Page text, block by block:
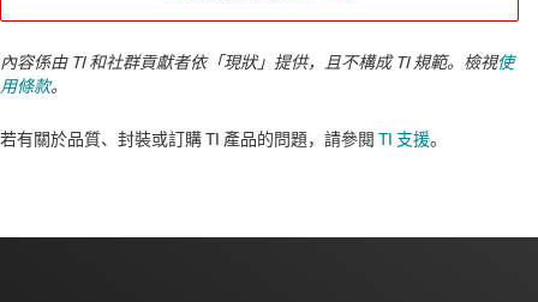
內容係由 TI 和社群貢獻者依「現狀」提供，且不構成 TI 規範。檢視使
用條款。
若有關於品質、封裝或訂購 TI 產品的問題，請參閱 TI 支援。​​​​​​​​​​​​​​